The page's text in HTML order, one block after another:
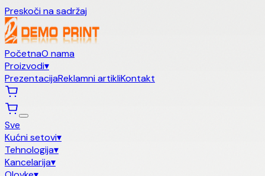
Preskoči na sadržaj
PočetnaO nama
Proizvodi▾
PrezentacijaReklamni artikliKontakt
Sve
Kućni setovi▾
Tehnologija▾
Kancelarija▾